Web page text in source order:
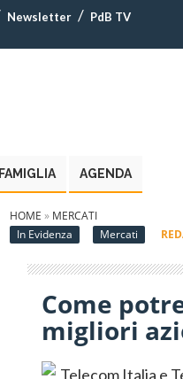
Newsletter PdB TV
FAMIGLIA AGENDA
HOME » MERCATI
In Evidenza
Mercati
Come
migliori